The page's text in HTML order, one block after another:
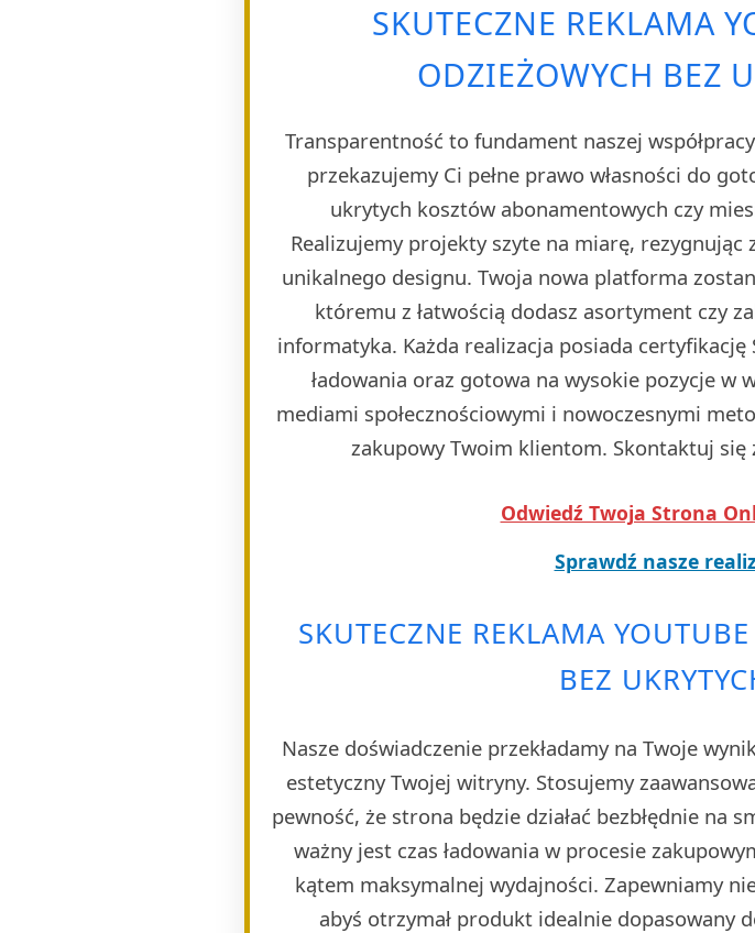
SKUTECZNE REKLAMA
ODZIEŻOWYCH BEZ
Transparentność to fundament naszej
przekazujemy Ci pełne prawo własności do
ukrytych kosztów abonamentowych czy
Realizujemy projekty szyte na miarę,
unikalnego designu. Twoja nowa platforma
któremu z łatwością dodasz asortyment czy
informatyka. Każda realizacja posiada
ładowania oraz gotowa na wysokie pozycje w
mediami społecznościowymi i nowoczesnymi
zakupowy Twoim klientom. Skontaktuj się
Odwiedź Twoja Strona
Sprawdź nasze
SKUTECZNE REKLAMA
BEZ
Nasze doświadczenie przekładamy na Twoje
estetyczny Twojej witryny. Stosujemy
pewność, że strona będzie działać bezbłędnie
ważny jest czas ładowania w procesie
kątem maksymalnej wydajności. Zapewniamy
abyś otrzymał produkt idealnie dopasowany